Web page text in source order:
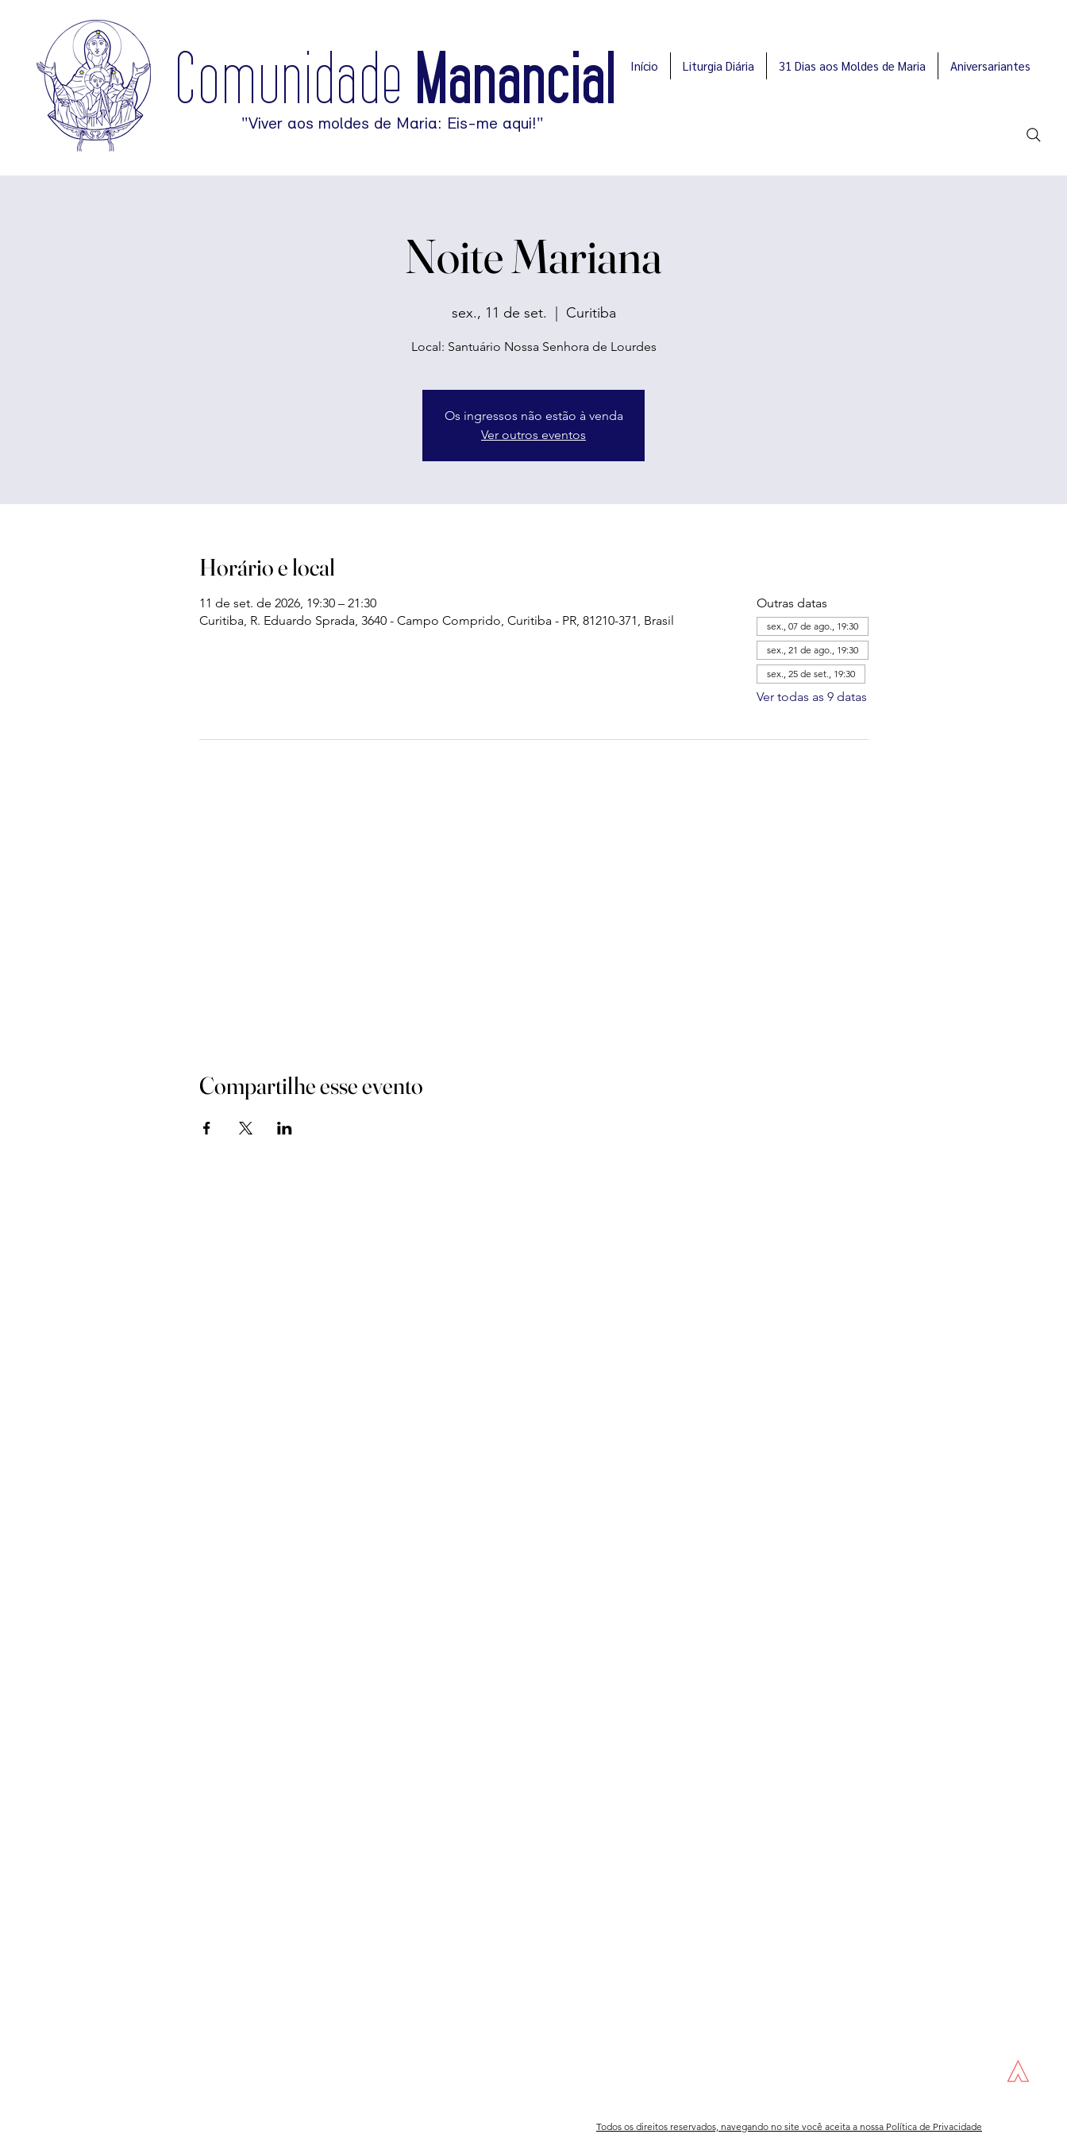
Comunidade Manancial
"Viver aos moldes de Maria: Eis-me aqui!"
Início Liturgia Diária 31 Dias aos Moldes de Maria Aniversariantes
Noite Mariana
sex., 11 de set. Curitiba
Local: Santuário Nossa Senhora de Lourdes
Os ingressos não estão à venda
Ver outros eventos
Horário e local
11 de set. de 2026, 19:30 – 21:30
Curitiba, R. Eduardo Sprada, 3640 - Campo Comprido, Curitiba - PR, 81210-371, Brasil
Outras datas
sex., 07 de ago., 19:30
sex., 21 de ago., 19:30
sex., 25 de set., 19:30
Ver todas as 9 datas
Compartilhe esse evento
Todos os direitos reservados, navegando no site você aceita a nossa Política de Privacidade